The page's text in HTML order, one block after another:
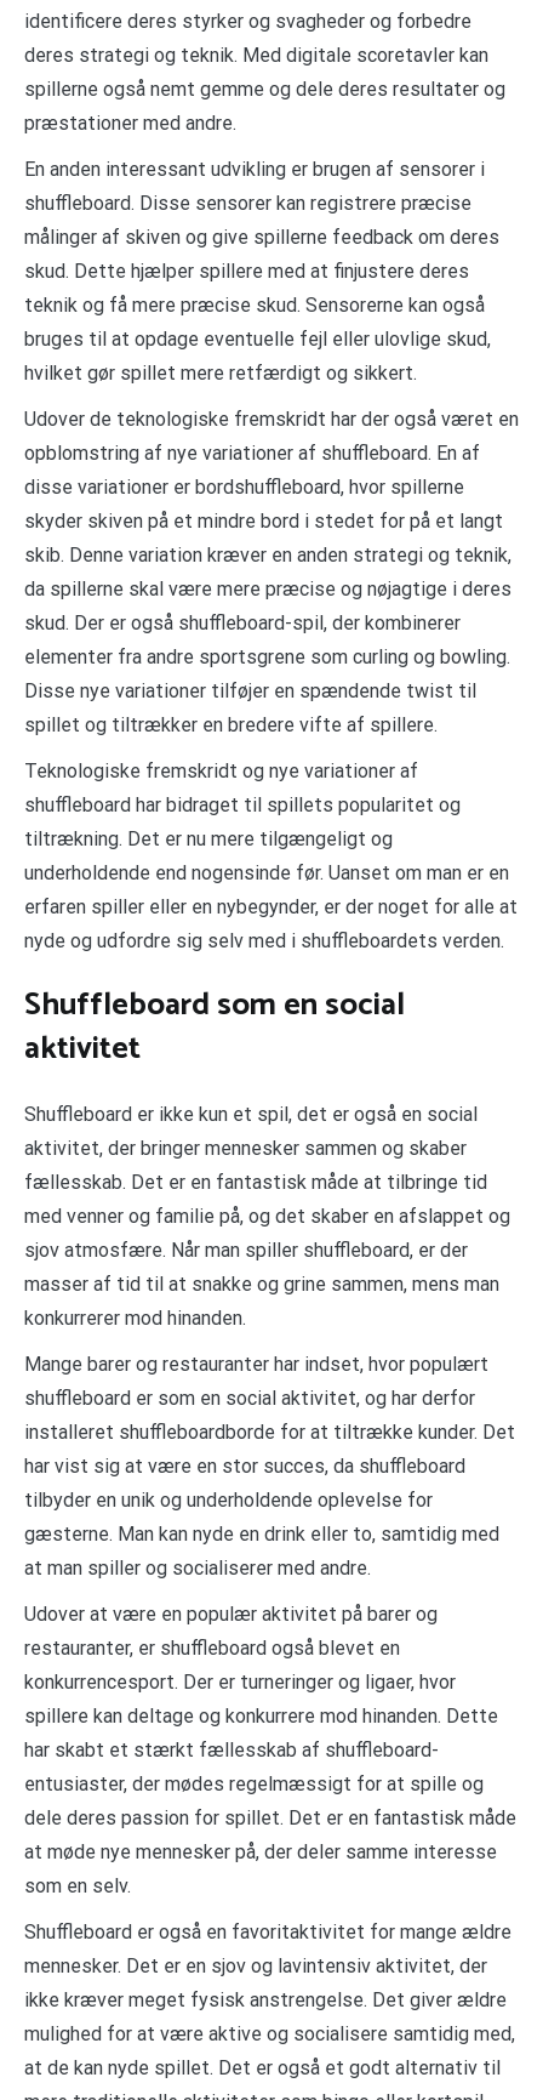
identificere deres styrker og svagheder og forbedre
deres strategi og teknik. Med digitale scoretavler kan
spillerne også nemt gemme og dele deres resultater og
præstationer med andre.
En anden interessant udvikling er brugen af sensorer i
shuffleboard. Disse sensorer kan registrere præcise
målinger af skiven og give spillerne feedback om deres
skud. Dette hjælper spillere med at finjustere deres
teknik og få mere præcise skud. Sensorerne kan også
bruges til at opdage eventuelle fejl eller ulovlige skud,
hvilket gør spillet mere retfærdigt og sikkert.
Udover de teknologiske fremskridt har der også været en
opblomstring af nye variationer af shuffleboard. En af
disse variationer er bordshuffleboard, hvor spillerne
skyder skiven på et mindre bord i stedet for på et langt
skib. Denne variation kræver en anden strategi og teknik,
da spillerne skal være mere præcise og nøjagtige i deres
skud. Der er også shuffleboard-spil, der kombinerer
elementer fra andre sportsgrene som curling og bowling.
Disse nye variationer tilføjer en spændende twist til
spillet og tiltrækker en bredere vifte af spillere.
Teknologiske fremskridt og nye variationer af
shuffleboard har bidraget til spillets popularitet og
tiltrækning. Det er nu mere tilgængeligt og
underholdende end nogensinde før. Uanset om man er en
erfaren spiller eller en nybegynder, er der noget for alle at
nyde og udfordre sig selv med i shuffleboardets verden.
Shuffleboard som en social
aktivitet
Shuffleboard er ikke kun et spil, det er også en social
aktivitet, der bringer mennesker sammen og skaber
fællesskab. Det er en fantastisk måde at tilbringe tid
med venner og familie på, og det skaber en afslappet og
sjov atmosfære. Når man spiller shuffleboard, er der
masser af tid til at snakke og grine sammen, mens man
konkurrerer mod hinanden.
Mange barer og restauranter har indset, hvor populært
shuffleboard er som en social aktivitet, og har derfor
installeret shuffleboardborde for at tiltrække kunder. Det
har vist sig at være en stor succes, da shuffleboard
tilbyder en unik og underholdende oplevelse for
gæsterne. Man kan nyde en drink eller to, samtidig med
at man spiller og socialiserer med andre.
Udover at være en populær aktivitet på barer og
restauranter, er shuffleboard også blevet en
konkurrencesport. Der er turneringer og ligaer, hvor
spillere kan deltage og konkurrere mod hinanden. Dette
har skabt et stærkt fællesskab af shuffleboard-
entusiaster, der mødes regelmæssigt for at spille og
dele deres passion for spillet. Det er en fantastisk måde
at møde nye mennesker på, der deler samme interesse
som en selv.
Shuffleboard er også en favoritaktivitet for mange ældre
mennesker. Det er en sjov og lavintensiv aktivitet, der
ikke kræver meget fysisk anstrengelse. Det giver ældre
mulighed for at være aktive og socialisere samtidig med,
at de kan nyde spillet. Det er også et godt alternativ til